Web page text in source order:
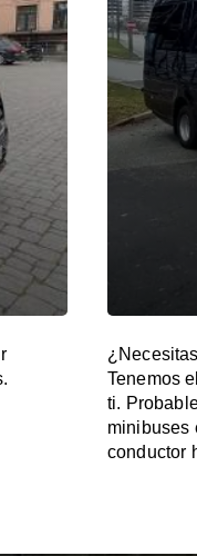
Tenemos
ti.
minibuses
conductor